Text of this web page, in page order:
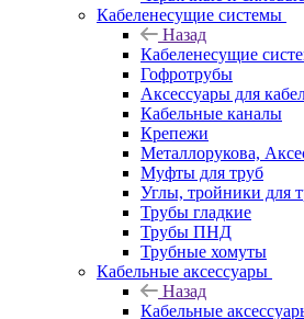
Кабеленесущие системы
Назад
Кабеленесущие
Гофротрубы
Аксессуары для
Кабельные каналы
Крепежи
Металлорукова,
Муфты для труб
Углы, тройники для
Трубы гладкие
Трубы ПНД
Трубные хомуты
Кабельные аксессуары
Назад
Кабельные